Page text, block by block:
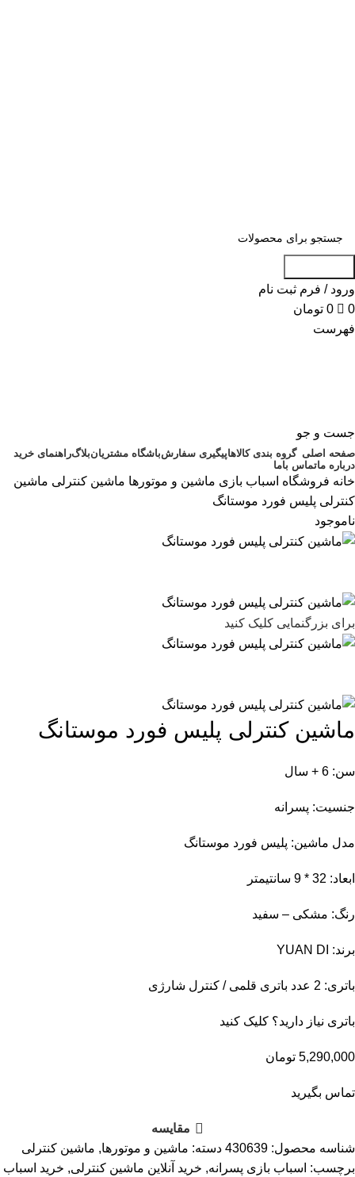
ورود / فرم ثبت نام
0
0 تومان
فهرست
جست و جو
صفحه اصلی گروه بندی کالاهاپیگیری سفارشباشگاه مشتریانبلاگراهنمای خرید
درباره ماتماس باما
خانه فروشگاه اسباب بازی ماشین و موتورها ماشین کنترلی ماشین
کنترلی پلیس فورد موستانگ
ناموجود
برای بزرگنمایی کلیک کنید
ماشین کنترلی پلیس فورد موستانگ
سن: 6 + سال
جنسیت: پسرانه
مدل ماشین: پلیس فورد موستانگ
ابعاد: 32 * 9 سانتیمتر
رنگ: مشکی – سفید
برند: YUAN DI
باتری: 2 عدد باتری قلمی / کنترل شارژی
باتری نیاز دارید؟ کلیک کنید
5,290,000 تومان
تماس بگیرید
مقایسه
شناسه محصول: 430639 دسته: ماشین و موتورها, ماشین کنترلی
برچسب: اسباب بازی پسرانه, خرید آنلاین ماشین کنترلی, خرید اسباب